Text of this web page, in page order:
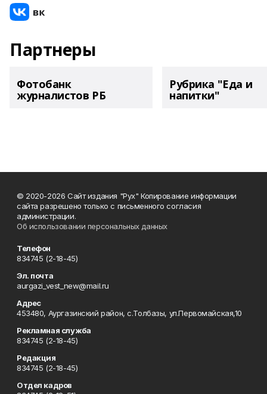
Партнеры
Фотобанк
журналистов РБ
Рубрика "Еда и
напитки"
© 2020-2026 Сайт издания "Рух" Копирование информации
сайта разрешено только с письменного согласия
администрации.
Об использовании персональных данных
Телефон
834745 (2-18-45)
Эл. почта
aurgazi_vest_new@mail.ru
Адрес
453480, Аургазинский район, с.Толбазы, ул.Первомайская,10
Рекламная служба
834745 (2-18-45)
Редакция
834745 (2-18-45)
Отдел кадров